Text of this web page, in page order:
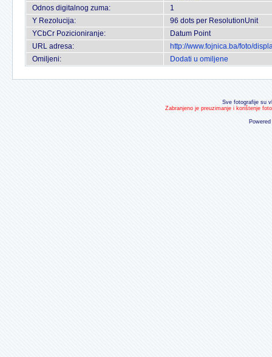
Odnos digitalnog zuma:
1
Y Rezolucija:
96 dots per ResolutionUnit
YCbCr Pozicioniranje:
Datum Point
URL adresa:
http://www.fojnica.ba/foto/
Omiljeni:
Dodati u omiljene
Sve fotografije su
Zabranjeno je preuzimanje i korištenje